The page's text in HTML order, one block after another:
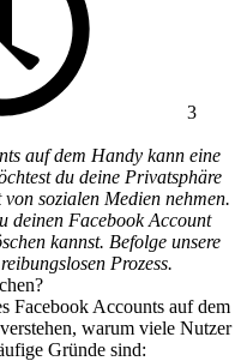
3
auf dem Handy kann eine
du deine Privatsphäre
sozialen Medien nehmen.
deinen Facebook Account
kannst. Befolge unsere
Prozess.
Facebook Accounts auf dem
warum viele Nutzer
Gründe sind: